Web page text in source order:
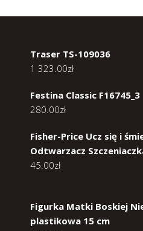
Traser TS-109036
1 323.00zł
Festina Classic F16745_3
280.00zł
Fisher-Price Ucz się i
Odtwarzacz
45.00zł
Figurka Matki Boskiej
plastikowa 15 cm